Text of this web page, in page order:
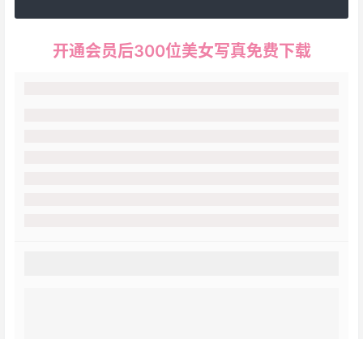
开通会员后300位美女写真免费下载